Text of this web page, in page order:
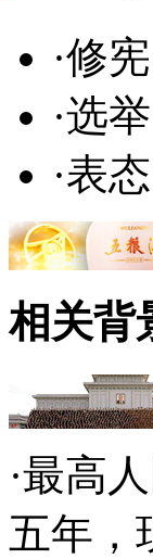
·修宪
·选举
·表态
相关背
·最高
五年，